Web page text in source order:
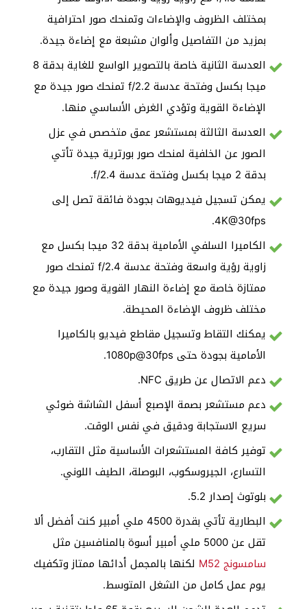
بمختلف الظروف والإضاءات وتمنحك صور احترافية
بمزيد من التفاصيل وألوان مشبعة مع إضاءة جيدة.
العدسة الثانية خاصة بالتصوير الواسع للغاية بدقة 8
ميجا بكسل وفتحة عدسة f/2.2 تمنحك صور جيدة مع
الإضاءة القوية وتؤدي الغرض الأساسي منها.
العدسة الثالثة بمستشعر عمق متخصص في عزل
الصور عن الخلفية لمنحك صور بورترية جيدة تأتي
بدقة 2 ميجا بكسل وفتحة عدسة f/2.4.
يمكن تسجيل فيديوهات بجودة فائقة تصل إلى
4K@30fps.
الكاميرا السلفي الأمامية بدقة 32 ميجا بكسل مع
زاوية رؤية واسعة وفتحة عدسة f/2.4 تمنحك صور
ممتازة خاصة مع إضاءة النهار القوية وصور جيدة مع
مختلف ظروف الإضاءة المحيطة.
يمكنك التقاط وتسجيل مقاطع فيديو بالكاميرا
الأمامية بجودة حتى 1080p@30fps.
دعم الاتصال عن طريق NFC.
دعم مستشعر بصمة الإصبع أسفل الشاشة ضوئي
سريع الاستجابة ودقيق في نفس الوقت.
توفير كافة المستشعرات الأساسية مثل التقارب،
التسارع، الجيروسكوب، البوصلة، الطيف اللوني.
بلوتوث إصدار 5.2.
البطارية تأتي بقدرة 4500 ملي أمبير كنت أفضل ألا
تقل عن 5000 ملي أمبير أسوة بالمنافسين مثل
سامسونج M52
لكنها بالمجمل أدائها ممتاز وتكفيك
يوم عمل كامل من الشغل المتوسط.